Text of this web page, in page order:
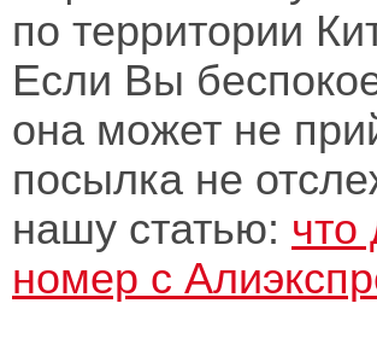
по территории
Если Вы
она может не
посылка не
нашу статью: что
номер с